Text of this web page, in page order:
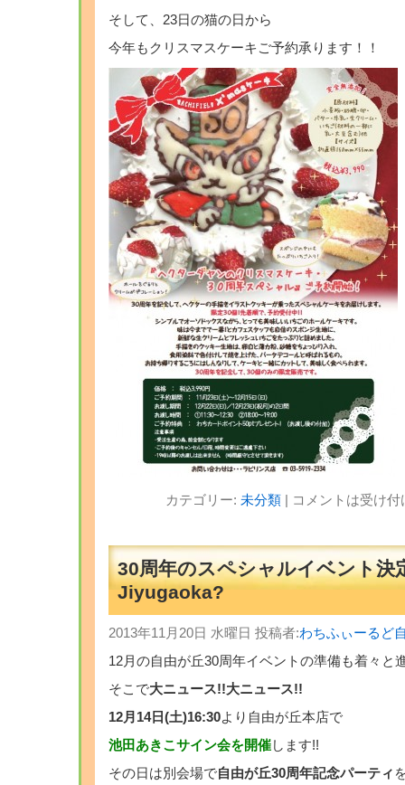
そして、23日の猫の日から
今年もクリスマスケーキご予約承ります！！
カテゴリー: 未分類| コメントは受け
30周年のスペシャルイベント決
Jiyugaoka?
2013年11月20日 水曜日 投稿者:わちふぃーるど
12月の自由が丘30周年イベントの準備も着々と
そこで大ニュース!!大ニュース!!
12月14日(土)16:30より自由が丘本店で
池田あきこサイン会を開催します!!
その日は別会場で自由が丘30周年記念パーティ